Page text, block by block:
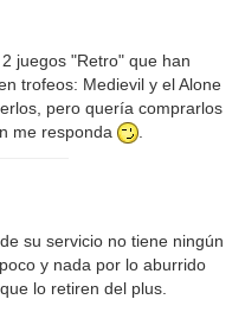
juegos "Retro" que han
trofeos: Medievil y el Alone
pero quería comprarlos
me responda
su servicio no tiene ningún
y nada por lo aburrido
lo retiren del plus.